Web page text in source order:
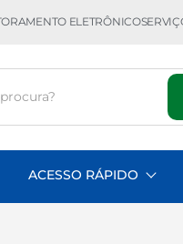
ELETRÔNICO
ACESSO RÁPIDO